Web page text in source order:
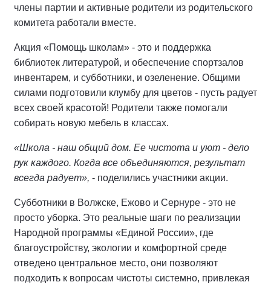
члены партии и активные родители из родительского
комитета работали вместе.
Акция «Помощь школам» - это и поддержка
библиотек литературой, и обеспечение спортзалов
инвентарем, и субботники, и озеленение. Общими
силами подготовили клумбу для цветов - пусть радует
всех своей красотой! Родители также помогали
собирать новую мебель в классах.
«Школа - наш общий дом. Ее чистота и уют - дело
рук каждого. Когда все объединяются, результат
всегда радует», - поделились участники акции.
Субботники в Волжске, Ежово и Сернуре - это не
просто уборка. Это реальные шаги по реализации
Народной программы «Единой России», где
благоустройству, экологии и комфортной среде
отведено центральное место, они позволяют
подходить к вопросам чистоты системно, привлекая